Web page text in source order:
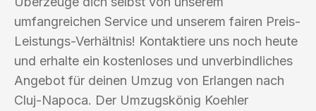
umfangreichen Service und unserem fairen Preis-
Leistungs-Verhältnis! Kontaktiere uns noch heute
und erhalte ein kostenloses und unverbindliches
Angebot für deinen Umzug von Erlangen nach
Cluj-Napoca. Der Umzugskönig Koehler